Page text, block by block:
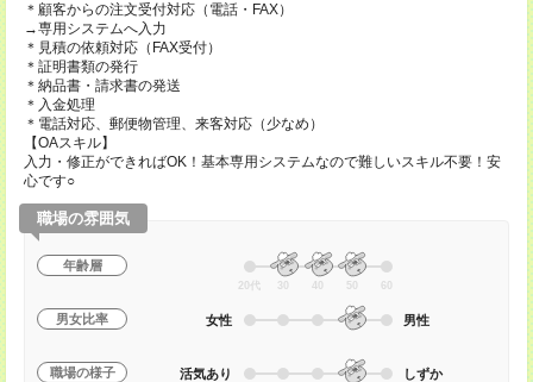
＊顧客からの注文受付対応（電話・FAX）
→専用システムへ入力
＊見積の依頼対応（FAX受付）
＊証明書類の発行
＊納品書・請求書の発送
＊入金処理
＊電話対応、郵便物管理、来客対応（少なめ）
【OAスキル】
入力・修正ができればOK！基本専用システムなので難しいスキル不要！安
心です○
職場の雰囲気
年齢層
20代 30 40 50 60
男女比率 女性 男性
職場の様子 活気あり しずか